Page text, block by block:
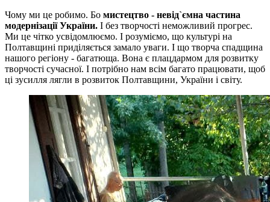
Чому ми це робимо. Бо мистецтво - невід`ємна частина
модернізації України. І без творчості неможливий прогрес.
Ми це чітко усвідомлюємо. І розуміємо, що культурі на
Полтавщині приділяється замало уваги. І що творча спадщина
нашого регіону - багатюща. Вона є плацдармом для розвитку
творчості сучасної. І потрібно нам всім багато працювати, щоб
ці зусилля лягли в розвиток Полтавщини, України і світу.